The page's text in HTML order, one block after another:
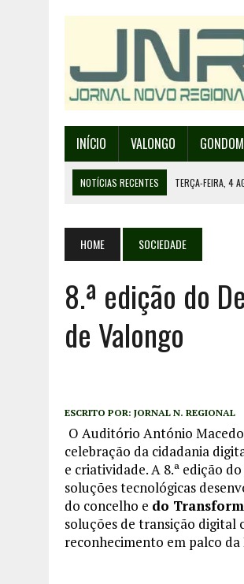
INÍCIO VALONGO
NOTÍCIAS RECENTES TERÇA-FEIRA, 4
SEGUNDA-FEIRA, 3 AGOSTO, 2026
TERÇA-FEIRA, 4 AGOSTO, 2026
HOME SOCIEDADE
8.ª edição do
de Valongo
ESCRITO POR: JORNAL N. REGIONAL
O Auditório António
celebração da cidadania
e criatividade. A 8.ª edição
soluções tecnológicas
do concelho e do
soluções de transição digital
reconhecimento em palco da